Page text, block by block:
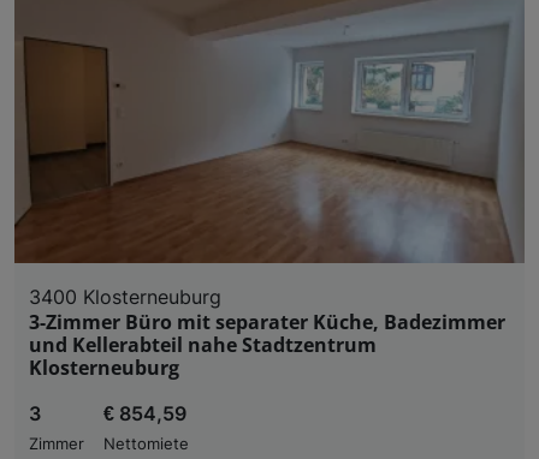
3400 Klosterneuburg
3-Zimmer Büro mit separater Küche, Badezimmer
und Kellerabteil nahe Stadtzentrum
Klosterneuburg
3
Zimmer
€ 854,59
Nettomiete